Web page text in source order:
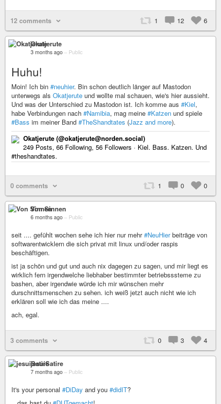
12 comments 1 12 6
Okatjerute
3 months ago – Public
Huhu!
Moin! Ich bin #neuhier. Bin schon deutlich länger auf Mastodon
unterwegs als Okatjerute und wollte mal schauen, wie's hier aussieht.
Und was der Unterschied zu Mastodon ist. Ich komme aus #Kiel,
habe Verbindungen nach #Namibia, mag meine #Katzen und spiele
#Bass im meiner Band #TheShandtates (Jazz and more).
Okatjerute (@okatjerute@norden.social)
249 Posts, 66 Following, 56 Followers · Kiel. Bass. Katzen. Und
#theshandtates.
0 comments 1 0 0
Von Sinnen
6 months ago – Public
seit .... gefühlt wochen sehe ich hier nur mehr#NeuHierbeiträge von
softwarentwicklern die sich privat mit linux und/oder raspis
beschäftigen.
ist ja schön und gut und auch nix dagegen zu sagen, und mir liegt es
wirklich fern irgendwelche liebhaber bestimmter betriebsssteme zu
bashen, aber irgendwie würde ich mir wünschen mehr
durschnittsmenschen zu sehen. ich weiß jetzt auch nicht wie ich
erklären soll wie ich das meine ....
ach, egal.
3 comments 0 3 4
jesuiSatire
7 months ago – Public
It's your personal #DiDay and you #didIT?